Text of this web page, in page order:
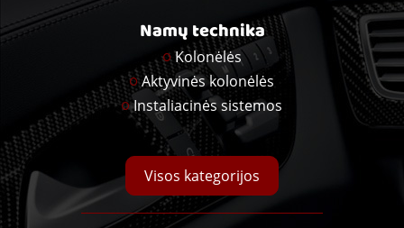
Namų technika
Kolonėlės
Aktyvinės kolonėlės
Instaliacinės sistemos
Visos kategorijos